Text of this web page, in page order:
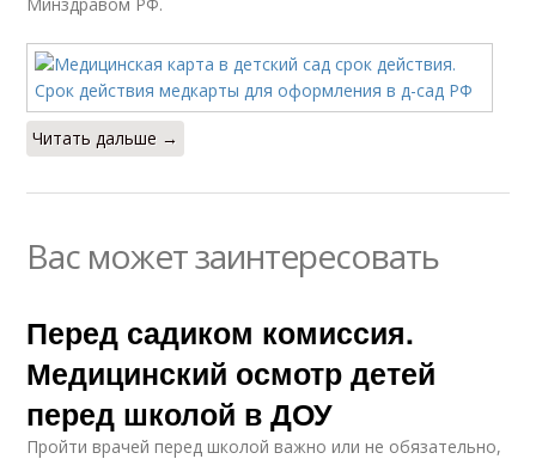
Читать дальше →
Вас может заинтересовать
Перед садиком комиссия.
Медицинский осмотр детей
перед школой в ДОУ
Пройти врачей перед школой важно или не обязательно,